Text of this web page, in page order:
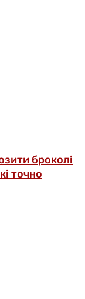
броколі
точно